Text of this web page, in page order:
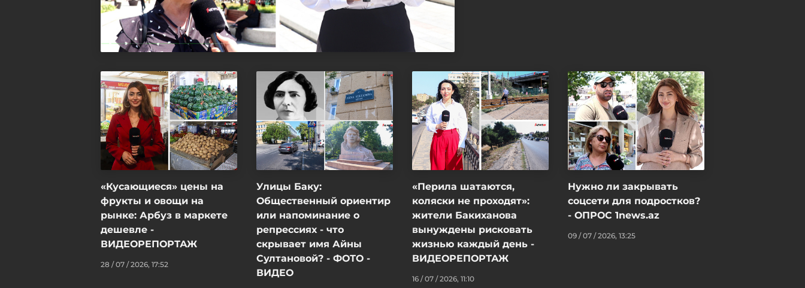
«Кусающиеся» цены на
фрукты и овощи на
рынке: Арбуз в маркете
дешевле -
ВИДЕОРЕПОРТАЖ
28 / 07 / 2026, 17:52
Улицы Баку:
Общественный ориентир
или напоминание о
репрессиях - что
скрывает имя Айны
Султановой? - ФОТО -
ВИДЕО
«Перила шатаются,
коляски не проходят»:
жители Бакиханова
вынуждены рисковать
жизнью каждый день -
ВИДЕОРЕПОРТАЖ
16 / 07 / 2026, 11:10
Нужно ли закрывать
соцсети для подростков?
- ОПРОС 1news.az
09 / 07 / 2026, 13:25